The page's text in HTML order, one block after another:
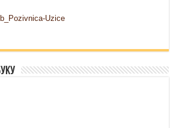
Uzice